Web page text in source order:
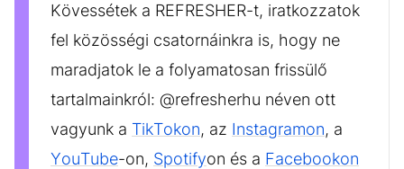
Kövessétek a REFRESHER-t, iratkozzatok
fel közösségi csatornáinkra is, hogy ne
maradjatok le a folyamatosan frissülő
tartalmainkról: @refresherhu néven ott
vagyunk a TikTokon, az Instagramon, a
YouTube-on, Spotifyon és a Facebookon